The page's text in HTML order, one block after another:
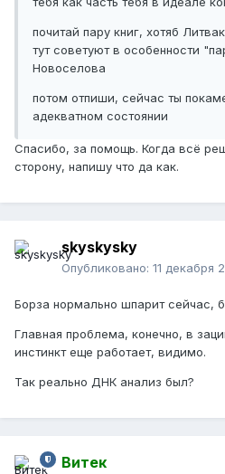
почитай пару книг, хотяб
тут советуют в особенности
Новоселова
потом отпиши, сейчас ты
адекватном состоянии
Спасибо, за помощь. Когда всё
сторону, напишу что да как.
skyskysky
Опубликовано: 11 декабря
Борза нормально шпарит сейчас,
Главная проблема, конечно, в
инстинкт еще работает, видимо.
Так реально ДНК анализ был?
Витек